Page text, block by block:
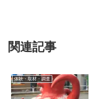
関連記事
体験・取材・調査